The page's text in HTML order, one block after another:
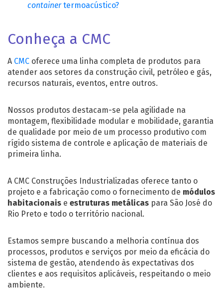
containertermoacústico?
Conheça a CMC
A CMC oferece uma linha completa de produtos para
atender aos setores da construção civil, petróleo e gás,
recursos naturais, eventos, entre outros.
Nossos produtos destacam-se pela agilidade na
montagem, flexibilidade modular e mobilidade, garantia
de qualidade por meio de um processo produtivo com
rígido sistema de controle e aplicação de materiais de
primeira linha.
A CMC Construções Industrializadas oferece tanto o
projeto e a fabricação como o fornecimento de módulos
habitacionais e estruturas metálicas para São José do
Rio Preto e todo o território nacional.
Estamos sempre buscando a melhoria contínua dos
processos, produtos e serviços por meio da eficácia do
sistema de gestão, atendendo às expectativas dos
clientes e aos requisitos aplicáveis, respeitando o meio
ambiente.